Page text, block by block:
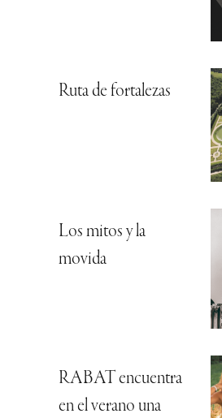
Ruta de fortalezas
Los mitos y la
movida
RABAT encuentra
en el verano una